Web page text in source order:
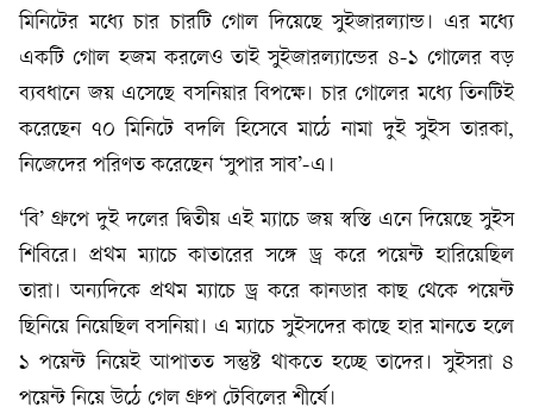
মিনিটের মধ্যে চার চারটি গোল দিয়েছে সুইজারল্যান্ড। এর মধ্যে
একটি গোল হজম করলেও তাই সুইজারল্যান্ডের ৪-১ গোলের বড়
ব্যবধানে জয় এসেছে বসনিয়ার বিপক্ষে। চার গোলের মধ্যে তিনটিই
করেছেন ৭০ মিনিটে বদলি হিসেবে মাঠে নামা দুই সুইস তারকা,
নিজেদের পরিণত করেছেন ‘সুপার সাব’-এ।
‘বি’ গ্রুপে দুই দলের দ্বিতীয় এই ম্যাচে জয় স্বস্তি এনে দিয়েছে সুইস
শিবিরে। প্রথম ম্যাচে কাতারের সঙ্গে ড্র করে পয়েন্ট হারিয়েছিল
তারা। অন্যদিকে প্রথম ম্যাচে ড্র করে কানডার কাছ থেকে পয়েন্ট
ছিনিয়ে নিয়েছিল বসনিয়া। এ ম্যাচে সুইসদের কাছে হার মানতে হলে
১ পয়েন্ট নিয়েই আপাতত সন্তুষ্ট থাকতে হচ্ছে তাদের। সুইসরা ৪
পয়েন্ট নিয়ে উঠে গেল গ্রুপ টেবিলের শীর্ষে।